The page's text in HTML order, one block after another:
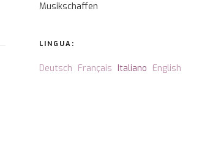
Musikschaffen
LINGUA:
Deutsch Français Italiano English